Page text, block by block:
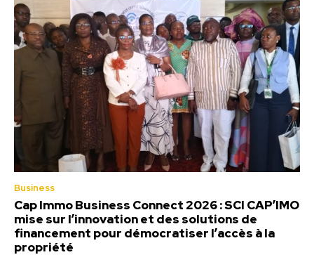
Business
Cap Immo Business Connect 2026 : SCI CAP’IMO
mise sur l’innovation et des solutions de
financement pour démocratiser l’accès à la
propriété